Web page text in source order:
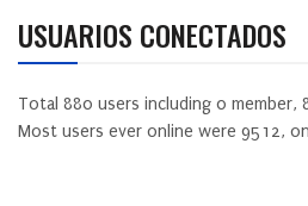
USUARIOS CONECTADOS
Total 880 users including 0 member,
Most users ever online were 9512,